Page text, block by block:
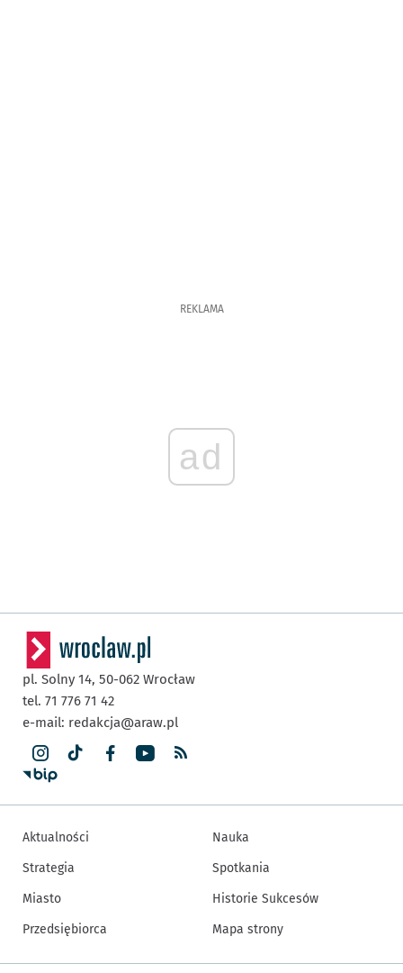
REKLAMA
ad
pl. Solny 14, 50-062 Wrocław
tel. 71 776 71 42
e-mail: redakcja@araw.pl
Aktualności
Strategia
Miasto
Przedsiębiorca
Nauka
Spotkania
Historie Sukcesów
Mapa strony